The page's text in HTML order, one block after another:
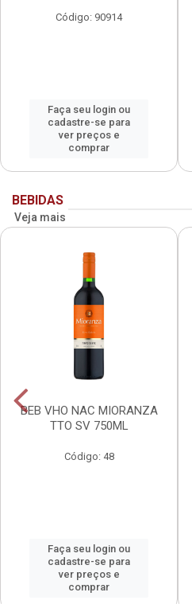
Código: 90914
Faça seu login ou
cadastre-se para
ver preços e
comprar
BEBIDAS
Veja mais
BEB VHO NAC MIORANZA
TTO SV 750ML
Código: 48
Faça seu login ou
cadastre-se para
ver preços e
comprar